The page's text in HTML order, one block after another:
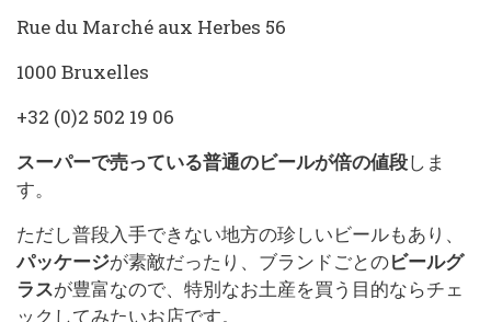
Rue du Marché aux Herbes 56
1000 Bruxelles
+32 (0)2 502 19 06
スーパーで売っている普通のビールが倍の値段しま
す。
ただし普段入手できない地方の珍しいビールもあり、
パッケージが素敵だったり、ブランドごとのビールグ
ラスが豊富なので、特別なお土産を買う目的ならチェ
ックしてみたいお店です。